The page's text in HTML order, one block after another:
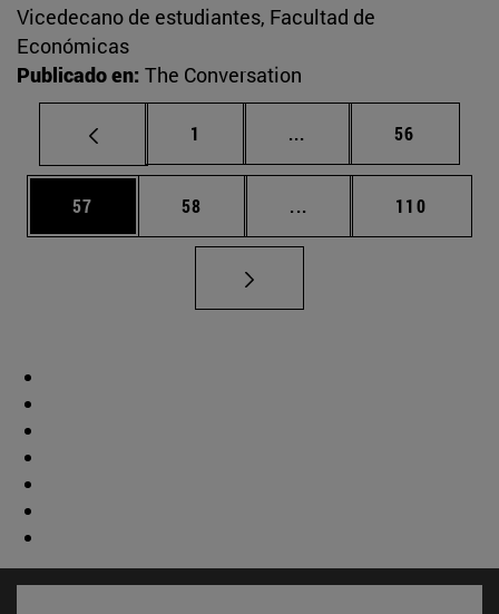
Vicedecano de estudiantes, Facultad de
Económicas
Publicado en: The Conversation
Página
1 ... Páginas intermedias
Página
56
Página
57 Página
58 ... Páginas intermedias
Página
110